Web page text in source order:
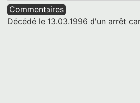
Commentaires
Décédé le 13.03.1996 d'un arrêt